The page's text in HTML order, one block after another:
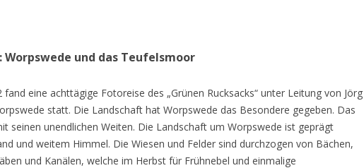
Worpswede und das Teufelsmoor
fand eine achttägige Fotoreise des „Grünen Rucksacks“ unter Leitung von Jörg
statt. Die Landschaft hat Worpswede das Besondere gegeben. Das
seinen unendlichen Weiten. Die Landschaft um Worpswede ist geprägt
und weitem Himmel. Die Wiesen und Felder sind durchzogen von Bächen,
und Kanälen, welche im Herbst für Frühnebel und einmalige